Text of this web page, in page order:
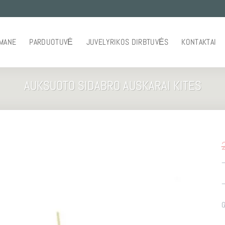
PARDUOTUVĖ JUVELYRIKOS DIRBTUVĖS KONTAKTAI
AUKSUOTO SIDABRO AUSKARAI KITES